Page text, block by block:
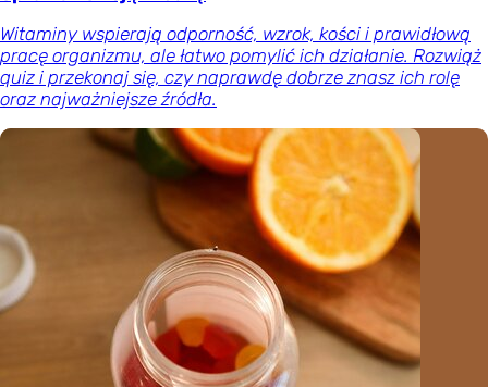
Witaminy wspierają odporność, wzrok, kości i prawidłową
pracę organizmu, ale łatwo pomylić ich działanie. Rozwiąż
quiz i przekonaj się, czy naprawdę dobrze znasz ich rolę
oraz najważniejsze źródła.